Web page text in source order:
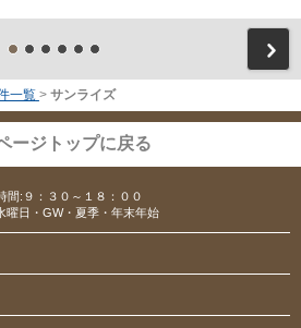
一覧 > サンライズ
ージトップに戻る
間:９：３０～１８：００
曜日・GW・夏季・年末年始